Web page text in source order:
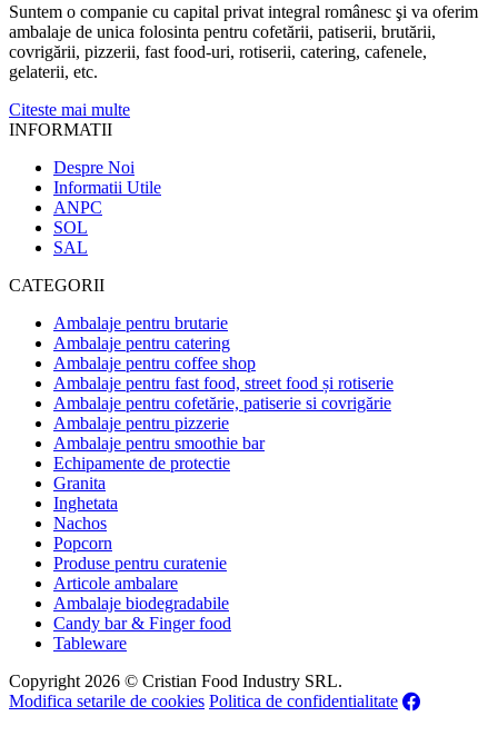
Suntem o companie cu capital privat integral românesc şi va oferim
ambalaje de unica folosinta pentru cofetării, patiserii, brutării,
covrigării, pizzerii, fast food-uri, rotiserii, catering, cafenele,
gelaterii, etc.
Citeste mai multe
INFORMATII
Despre Noi
Informatii Utile
ANPC
SOL
SAL
CATEGORII
Ambalaje pentru brutarie
Ambalaje pentru catering
Ambalaje pentru coffee shop
Ambalaje pentru fast food, street food și rotiserie
Ambalaje pentru cofetărie, patiserie si covrigărie
Ambalaje pentru pizzerie
Ambalaje pentru smoothie bar
Echipamente de protectie
Granita
Inghetata
Nachos
Popcorn
Produse pentru curatenie
Articole ambalare
Ambalaje biodegradabile
Candy bar & Finger food
Tableware
Copyright 2026 © Cristian Food Industry SRL.
Modifica setarile de cookies Politica de confidentialitate